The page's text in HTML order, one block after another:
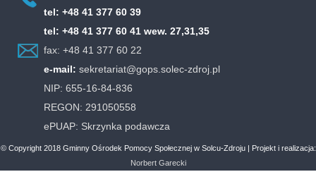
tel: +48 41 377 60 39
tel: +48 41 377 60 41 wew. 27,31,35
fax: +48 41 377 60 22
e-mail: sekretariat@gops.solec-zdroj.pl
NIP: 655-16-84-836
REGON: 291050558
ePUAP: Skrzynka podawcza
© Copyright 2018 Gminny Ośrodek Pomocy Społecznej w Solcu-Zdroju | Projekt i realizacja:
Norbert Garecki